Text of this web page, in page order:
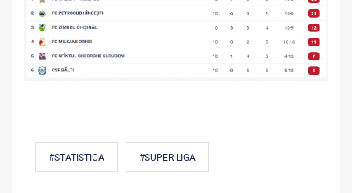
#STATISTICA #SUPER LIGA